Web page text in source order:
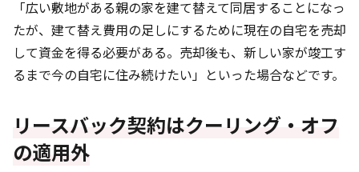
「広い敷地がある親の家を建て替えて同居することになっ
たが、建て替え費用の足しにするために現在の自宅を売却
して資金を得る必要がある。売却後も、新しい家が竣工す
るまで今の自宅に住み続けたい」といった場合などです。
リースバック契約はクーリング・オフ
の適用外